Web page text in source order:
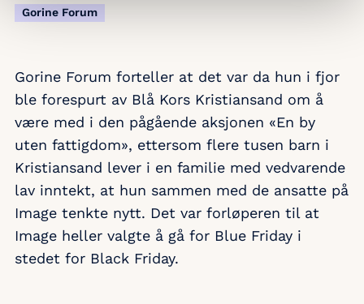
Gorine Forum
Gorine Forum forteller at det var da hun i fjor
ble forespurt av Blå Kors Kristiansand om å
være med i den pågående aksjonen «En by
uten fattigdom», ettersom flere tusen barn i
Kristiansand lever i en familie med vedvarende
lav inntekt, at hun sammen med de ansatte på
Image tenkte nytt. Det var forløperen til at
Image heller valgte å gå for Blue Friday i
stedet for Black Friday.